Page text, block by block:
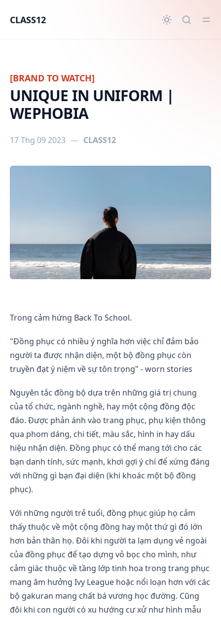
CLASS12
[BRAND TO WATCH]
UNIQUE IN UNIFORM |
WEPHOBIA
17 Thg 09 2023 — CLASS12
UNIQUE IN UNIFORM | WEPHOBIA
Trong cảm hứng Back To School.
"Đồng phục có nhiều ý nghĩa hơn việc chỉ đảm bảo
người ta được nhận diện, một bộ đồng phục còn
truyền đạt ý niệm về sự tôn trọng" - worn stories
Nguyên tắc đồng bộ dựa trên những giá trị chung
của tổ chức, ngành nghề, hay một cộng đồng độc
đáo. Được phản ánh vào trang phục, phụ kiện thông
qua phom dáng, chi tiết, màu sắc, hình in hay dấu
hiệu nhận diện. Đồng phục có thể mang tới cho các
bạn danh tính, sức mạnh, khơi gợi ý chí để xứng đáng
với những gì bạn đại diện (khi khoác một bộ đồng
phục).
Với những người trẻ tuổi, đồng phục giúp họ cảm
thấy thuộc về một cộng đồng hay một thứ gì đó lớn
hơn bản thân họ. Đôi khi người ta lạm dụng vẻ ngoài
của đồng phục để tạo dựng vỏ bọc cho mình, như
cảm giác thuộc về tầng lớp tinh hoa trong trang phục
mang âm hưởng Ivy League hoặc nổi loạn hơn với các
bộ gakuran mang chất bá vương học đường. Cũng
đôi khi con người có xu hướng cư xử như hình mẫu